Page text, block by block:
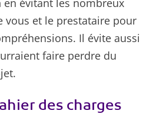
vous et le prestataire pour
Il évite aussi
faire perdre du
des charges